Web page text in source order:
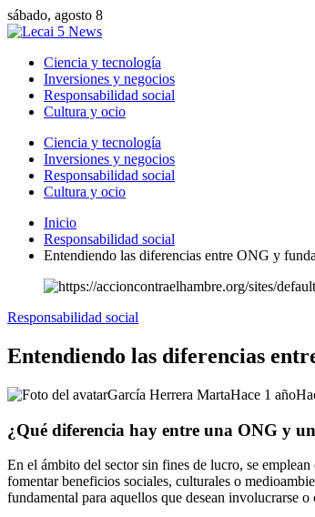
sábado, agosto 8
Ciencia y tecnología
Inversiones y negocios
Responsabilidad social
Cultura y ocio
Ciencia y tecnología
Inversiones y negocios
Responsabilidad social
Cultura y ocio
Inicio
Responsabilidad social
Entendiendo las diferencias entre ONG y
Responsabilidad social
Entendiendo las diferencias
García Herrera MartaHace 1 año
¿Qué diferencia hay entre una ONG y
En el ámbito del sector sin fines de lucro, se
fomentar beneficios sociales, culturales o
fundamental para aquellos que desean involucrarse